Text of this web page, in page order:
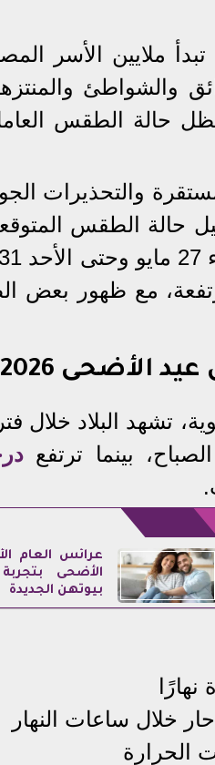
تبدأ ملايين الأسر
والشواطئ
حالة الطقس
والتحذيرات
حالة الطقس
مع ظهور بعض
2026؟
تشهد البلاد خلال
بينما ترتفع
عرائس العام
الأضحى
بيوتهن الجديدة
خلال ساعات النهار
الحرارة